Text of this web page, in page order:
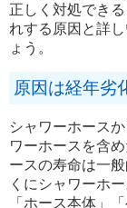
正しく対処でき
れする原因と詳
ょう。
原因は経年劣
シャワーホース
ワーホースを含
ースの寿命は一
くにシャワーホ
「ホース本体」